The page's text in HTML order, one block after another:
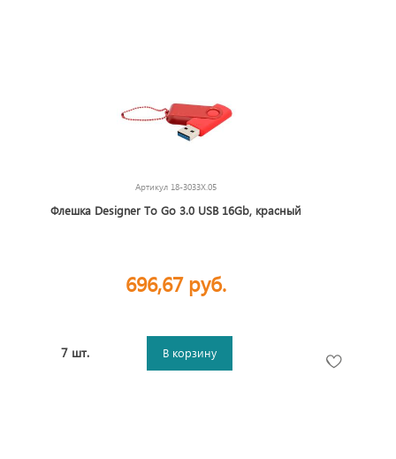
Артикул 18-3033X.05
Флешка Designer To Go 3.0 USB 16Gb, красный
696,67 руб.
7 шт. В корзину